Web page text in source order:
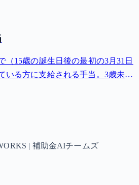
（15歳の誕生日後の最初の3月31日
いる方に支給される手当。3歳未満
学生は月額10,000円。
| 補助金AIチームズ